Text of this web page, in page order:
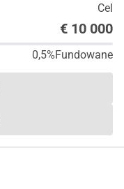
Cel
€ 10 000
0,5%Fundowane